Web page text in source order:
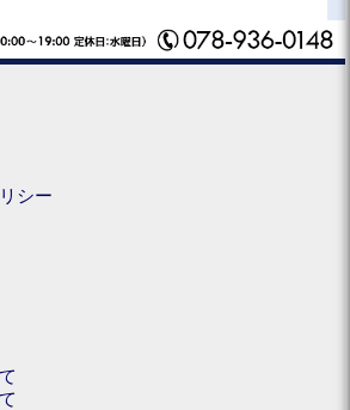
シー